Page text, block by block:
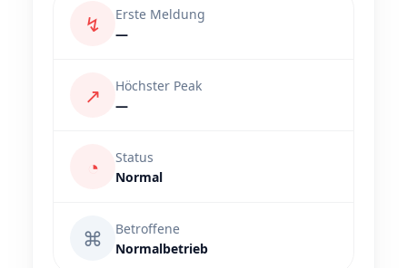
↯
Erste Meldung
—
↗
Höchster Peak
—
◔
Status
Normal
⌘
Betroffene
Normalbetrieb